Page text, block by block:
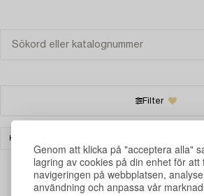
Genom att klicka på "acceptera alla"
lagring av cookies på din enhet för att
navigeringen på webbplatsen,
användning och anpassa vår
Filter
KONST